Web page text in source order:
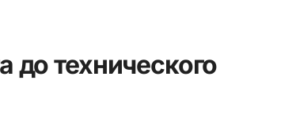
до технического